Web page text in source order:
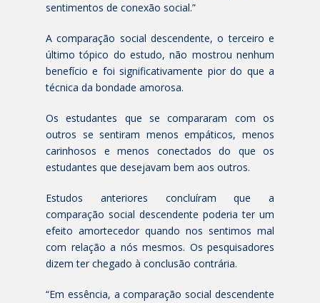
sentimentos de conexão social.”
A comparação social descendente, o terceiro e
último tópico do estudo, não mostrou nenhum
benefício e foi significativamente pior do que a
técnica da bondade amorosa.
Os estudantes que se compararam com os
outros se sentiram menos empáticos, menos
carinhosos e menos conectados do que os
estudantes que desejavam bem aos outros.
Estudos anteriores concluíram que a
comparação social descendente poderia ter um
efeito amortecedor quando nos sentimos mal
com relação a nós mesmos. Os pesquisadores
dizem ter chegado à conclusão contrária.
“Em essência, a comparação social descendente